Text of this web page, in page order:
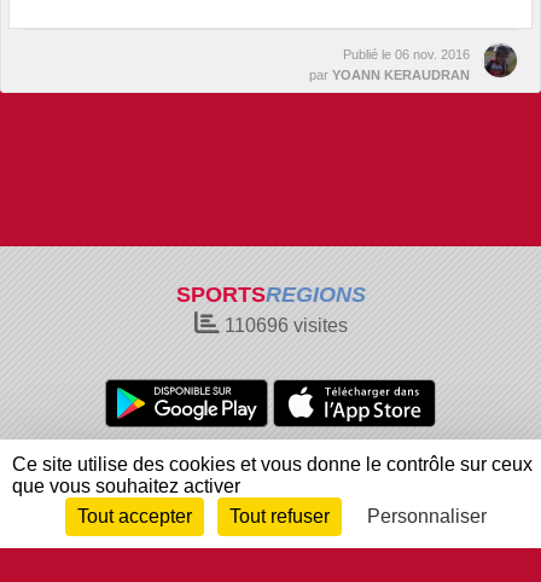
Publié le 06 nov. 2016
par YOANN KERAUDRAN
SPORTSREGIONS
110696 visites
Charte cookies
Gestion des cookies
Informations légales
Signaler un contenu inapproprié
Envie de participer ?
Connexion
Ce site utilise des cookies et vous donne le contrôle sur ceux
que vous souhaitez activer
Tout accepter
Tout refuser Personnaliser